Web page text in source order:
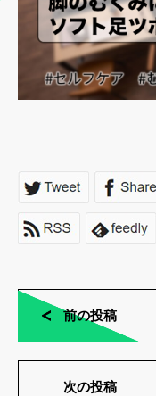
前の投稿
次の投稿